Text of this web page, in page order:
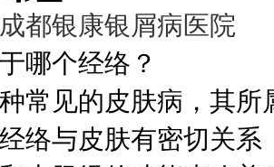
成都银康银屑病医院
哪个经络？
常见的皮肤病，其
络与皮肤有密切关